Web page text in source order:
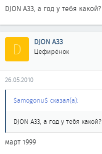
DJON A33, а год у тебя какой?
D DJON A33
Цефирёнок
26.05.2010
$amogonu$ сказал(а):
DJON A33, а год у тебя какой?
март 1999